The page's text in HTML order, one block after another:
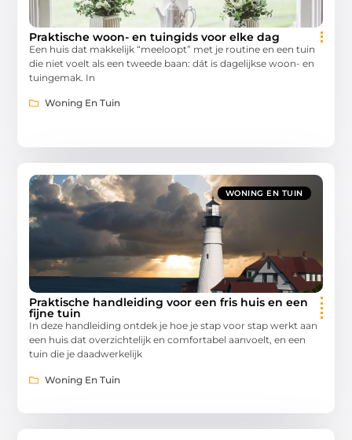
Praktische woon- en tuingids voor elke dag
Een huis dat makkelijk “meeloopt” met je routine en een tuin
die niet voelt als een tweede baan: dát is dagelijkse woon- en
tuingemak. In
Woning En Tuin
WONING EN TUIN
Praktische handleiding voor een fris huis en een
fijne tuin
In deze handleiding ontdek je hoe je stap voor stap werkt aan
een huis dat overzichtelijk en comfortabel aanvoelt, en een
tuin die je daadwerkelijk
Woning En Tuin